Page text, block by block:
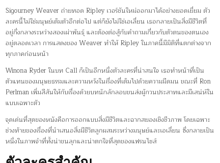
Sigourney Weaver ถ่ายทอด Ripley เวอร์ชันใหม่ออกมาได้อย่างยอดเยี่ยม ตัว
ละครนี้ไม่ใช่มนุษย์เต็มตัวอีกต่อไป แต่ก็ยังไม่ใช่เอเลี่ยน เธอกลายเป็นสิ่งมีชีวิตที่
อยู่กึ่งกลางระหว่างสองเผ่าพันธุ์ และต้องต่อสู้กับคำถามเกี่ยวกับตัวตนของตนเอง
อยู่ตลอดเวลา การแสดงของ Weaver ทำให้ Ripley ในภาคนี้มีมิติที่แตกต่างจาก
ทุกภาคก่อนหน้า
Winona Ryder ในบท Call ก็เป็นอีกหนึ่งตัวละครที่น่าสนใจ เธอทำหน้าที่เป็น
ตัวแทนของมนุษยธรรมและความหวังในเรื่องที่เต็มไปด้วยความมืดมน ขณะที่ Ron
Perlman เพิ่มสีสันให้กับเรื่องด้วยบทนักลักลอบขนส่งผู้กวนประสาทและมีเสน่ห์ใน
แบบเฉพาะตัว
จุดเด่นที่สุดของหนังคือการออกแบบสิ่งมีชีวิตและฉากสยองเชิงชีวภาพ โดยเฉพาะ
ช่วงท้ายของเรื่องที่นำเสนอสิ่งมีชีวิตลูกผสมระหว่างมนุษย์และเอเลี่ยน ซึ่งกลายเป็น
หนึ่งในภาพจำที่ทั้งน่าขนลุกและน่าตกใจที่สุดของแฟรนไชส์